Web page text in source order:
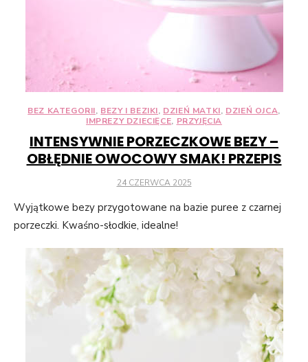
BEZ KATEGORII, BEZY I BEZIKI, DZIEŃ MATKI, DZIEŃ OJCA,
IMPREZY DZIECIĘCE, PRZYJĘCIA
INTENSYWNIE PORZECZKOWE BEZY –
OBŁĘDNIE OWOCOWY SMAK! PRZEPIS
POSTED
24 CZERWCA 2025
Wyjątkowe bezy przygotowane na bazie puree z czarnej
porzeczki. Kwaśno-słodkie, idealne!